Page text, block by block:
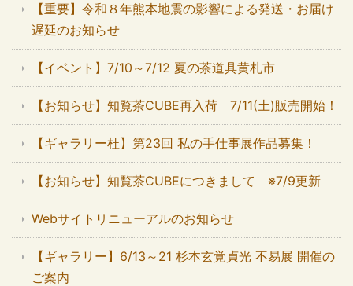
【重要】令和８年熊本地震の影響による発送・お届け
遅延のお知らせ
【イベント】7/10～7/12 夏の茶道具黄札市
【お知らせ】知覧茶CUBE再入荷 7/11(土)販売開始！
【ギャラリー杜】第23回 私の手仕事展作品募集！
【お知らせ】知覧茶CUBEにつきまして ※7/9更新
Webサイトリニューアルのお知らせ
【ギャラリー】6/13～21 杉本玄覚貞光 不易展 開催の
ご案内